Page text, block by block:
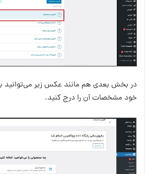
در بخش بعدی هم مانند عکس زیر می‌توانید
خود مشخصات آن را درج کنید.